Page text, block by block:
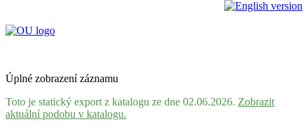
Úplné zobrazení záznamu
Toto je statický export z katalogu ze dne 02.06.2026. Zobrazit
aktuální podobu v katalogu.